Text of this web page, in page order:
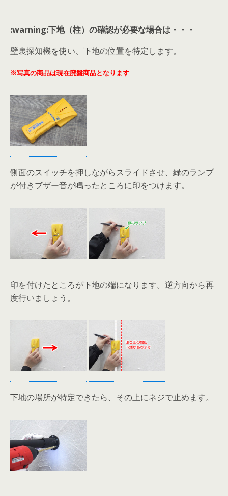
:warning:下地（柱）の確認が必要な場合は・・・
壁裏探知機を使い、下地の位置を特定します。
※写真の商品は現在廃盤商品となります
側面のスイッチを押しながらスライドさせ、緑のランプ
が付きブザー音が鳴ったところに印をつけます。
印を付けたところが下地の端になります。逆方向から再
度行いましょう。
下地の場所が特定できたら、その上にネジで止めます。